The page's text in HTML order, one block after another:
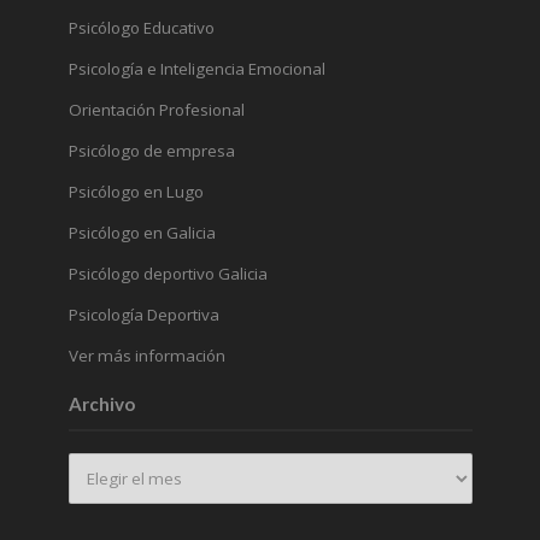
Psicólogo Educativo
Psicología e Inteligencia Emocional
Orientación Profesional
Psicólogo de empresa
Psicólogo en Lugo
Psicólogo en Galicia
Psicólogo deportivo Galicia
Psicología Deportiva
Ver más información
Archivo
Archivo